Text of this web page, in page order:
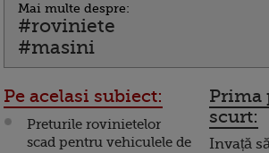
Mai multe despre:
#roviniete
#masini
Pe acelasi subiect:
Preturile rovinietelor
scad pentru vehiculele de
Prima
scurt:
Invață